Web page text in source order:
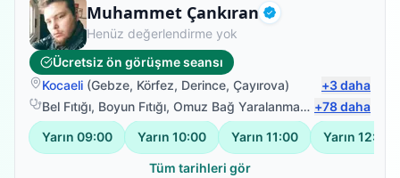
Muhammet Çankıran Doğrulanmış
Fizyoterapist
Henüz değerlendirme yok
Ücretsiz ön görüşme seansı
Kocaeli (Gebze, Körfez, Derince, Çayırova) +3daha
Bel Fıtığı, Boyun Fıtığı, Omuz Bağ Yaralanması ,Protez
+78daha
Yarın 09:00 Yarın 10:00 Yarın 11:00 Yarın 12:00
Tüm tarihleri gör